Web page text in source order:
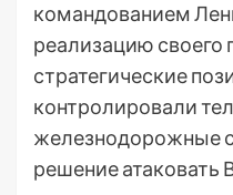
командованием
реализацию своего
стратегические
контролировали
железнодорожные
решение атаковать